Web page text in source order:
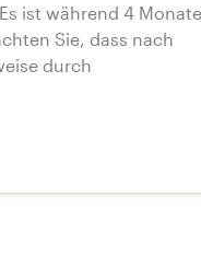
ist während 4
Sie, dass nach
durch